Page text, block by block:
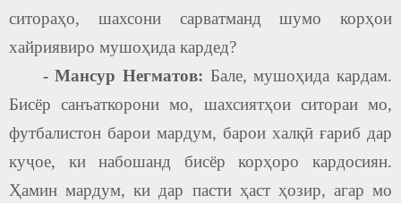
ситораҳо, шахсони сарватманд шумо корҳои
хайриявиро мушоҳида кардед?
-Мансур Негматов: Бале, мушоҳида кардам.
Бисёр санъаткорони мо, шахсиятҳои ситораи мо,
футбалистон барои мардум, барои халқӣ ғариб дар
куҷое, ки набошанд бисёр корҳоро кардосиян.
Ҳамин мардум, ки дар пасти ҳаст ҳозир, агар мо